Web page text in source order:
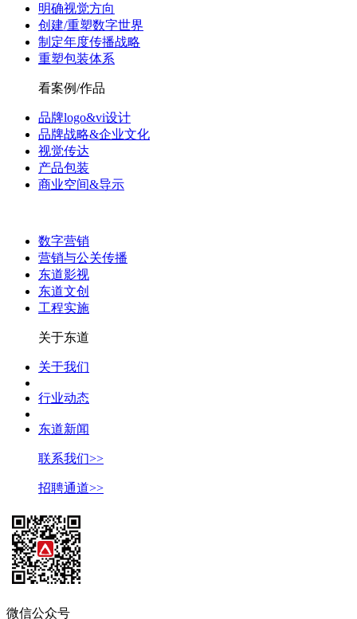
明确视觉方向
创建/重塑数字世界
制定年度传播战略
重塑包装体系
看案例/作品
品牌logo&vi设计
品牌战略&企业文化
视觉传达
产品包装
商业空间&导示
数字营销
营销与公关传播
东道影视
东道文创
工程实施
关于东道
关于我们
行业动态
东道新闻
联系我们>>
招聘通道>>
微信公众号